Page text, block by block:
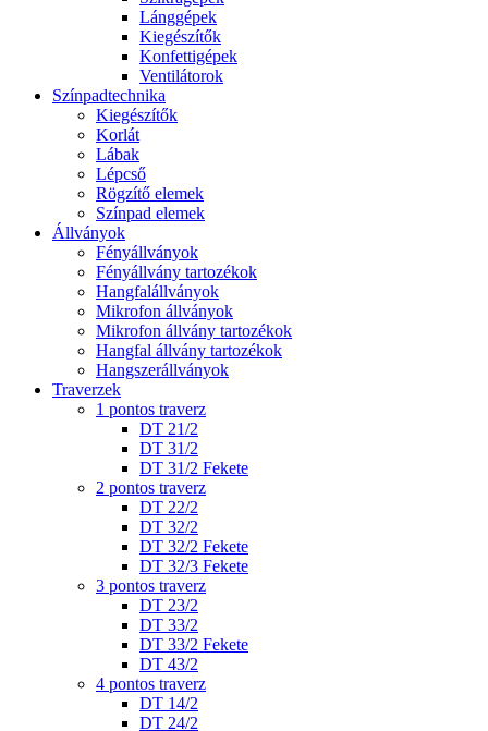
Lánggépek
Kiegészítők
Konfettigépek
Ventilátorok
Színpadtechnika
Kiegészítők
Korlát
Lábak
Lépcső
Rögzítő elemek
Színpad elemek
Állványok
Fényállványok
Fényállvány tartozékok
Hangfalállványok
Mikrofon állványok
Mikrofon állvány tartozékok
Hangfal állvány tartozékok
Hangszerállványok
Traverzek
1 pontos traverz
DT 21/2
DT 31/2
DT 31/2 Fekete
2 pontos traverz
DT 22/2
DT 32/2
DT 32/2 Fekete
DT 32/3 Fekete
3 pontos traverz
DT 23/2
DT 33/2
DT 33/2 Fekete
DT 43/2
4 pontos traverz
DT 14/2
DT 24/2